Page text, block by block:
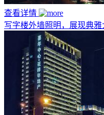
查看详情
写字楼外墙照明，展现典雅